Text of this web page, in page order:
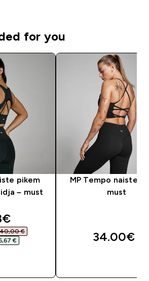
for you
pikem
– must
price
40,00 €‎
€‎
MP Tempo naiste
must
34.00€‎